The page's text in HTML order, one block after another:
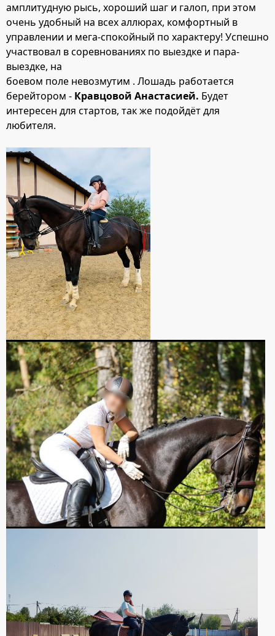
амплитудную рысь, хороший шаг и галоп, при этом
очень удобный на всех аллюрах, комфортный в
управлении и мега-спокойный по характеру! Успешно
участвовал в соревнованиях по выездке и пара-
выездке, на
боевом поле невозмутим . Лошадь работается
берейтором - Кравцовой Анастасией. Будет
интересен для стартов, так же подойдёт для
любителя.